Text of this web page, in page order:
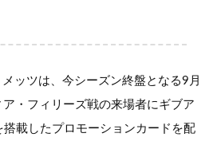
ッツは、今シーズン終盤となる9月
・フィリーズ戦の来場者にギブア
搭載したプロモーションカードを配